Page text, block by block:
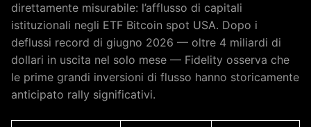
direttamente misurabile: l’afflusso di capitali
istituzionali negli ETF Bitcoin spot USA. Dopo i
deflussi record di giugno 2026 — oltre 4 miliardi di
dollari in uscita nel solo mese — Fidelity osserva che
le prime grandi inversioni di flusso hanno storicamente
anticipato rally significativi.